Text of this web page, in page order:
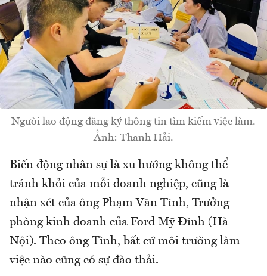
Người lao động đăng ký thông tin tìm kiếm việc làm.
Ảnh: Thanh Hải.
Biến động nhân sự là xu hướng không thể
tránh khỏi của mỗi doanh nghiệp, cũng là
nhận xét của ông Phạm Văn Tình, Trưởng
phòng kinh doanh của Ford Mỹ Đình (Hà
Nội). Theo ông Tình, bất cứ môi trường làm
việc nào cũng có sự đào thải.